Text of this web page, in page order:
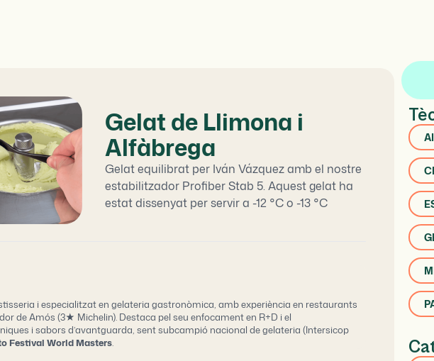
Gelat de Llimona i
Alfàbrega
Gelat equilibrat per Iván Vázquez amb el nostre
estabilitzador Profiber Stab 5. Aquest gelat ha
estat dissenyat per servir a -12 °C o -13 °C
i especialitzat en gelateria gastronòmica, amb experiència en restaurants
de Amós (3★ Michelin). Destaca pel seu enfocament en R+D i el
i sabors d’avantguarda, sent subcampió nacional de gelateria (Intersicop
Festival World Masters